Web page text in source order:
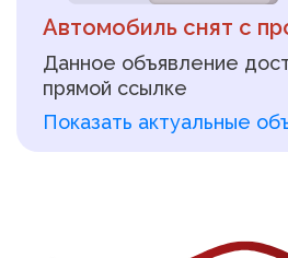
Автомобиль снят с
Данное объявление
прямой ссылке
Показать актуальные